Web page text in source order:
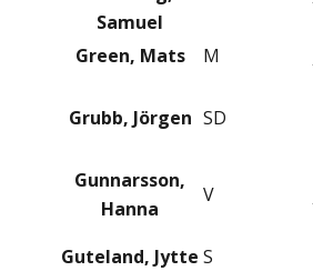
Samuel
Green, Mats M
Grubb, Jörgen SD
Gunnarsson,
Hanna
V
Guteland, Jytte S